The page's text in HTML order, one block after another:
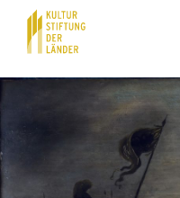
Hauptnavigation